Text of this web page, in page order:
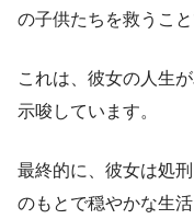
の子供たちを救うこと
これは、彼女の人生
示唆しています。
最終的に、彼女は処
のもとで穏やかな生活